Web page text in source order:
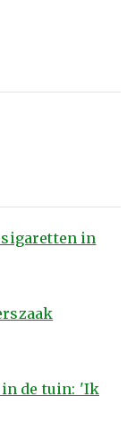
in
in de tuin: 'Ik